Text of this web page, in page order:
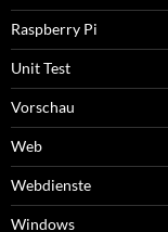
Raspberry Pi
Unit Test
Vorschau
Web
Webdienste
Windows